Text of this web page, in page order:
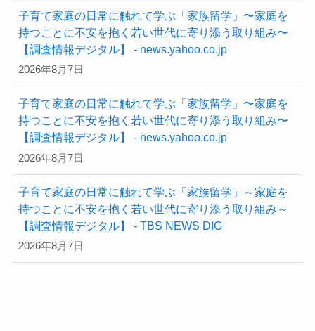
子育て家庭の日常に触れて学ぶ「家族留学」〜家庭を
持つことに不安を抱く若い世代に寄り添う取り組み〜
【調査情報デジタル】 - news.yahoo.co.jp
2026年8月7日
子育て家庭の日常に触れて学ぶ「家族留学」〜家庭を
持つことに不安を抱く若い世代に寄り添う取り組み〜
【調査情報デジタル】 - news.yahoo.co.jp
2026年8月7日
子育て家庭の日常に触れて学ぶ「家族留学」～家庭を
持つことに不安を抱く若い世代に寄り添う取り組み～
【調査情報デジタル】 - TBS NEWS DIG
2026年8月7日